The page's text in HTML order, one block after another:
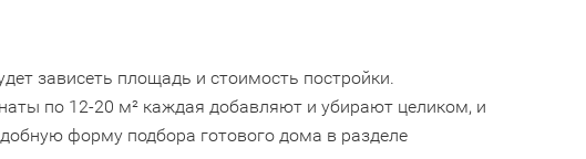
зависеть площадь и стоимость постройки.
по 12-20 м² каждая добавляют и убирают целиком, и
форму подбора готового дома в разделе